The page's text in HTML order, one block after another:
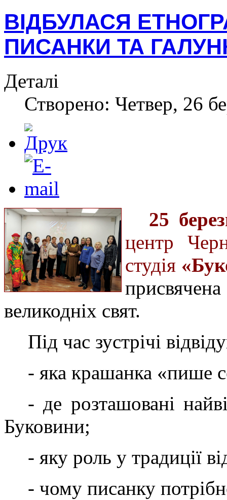
ВІДБУЛАСЯ
ПИСАНКИ ТА
Деталі
Створено: Четвер, 26
25
центр
студія
великодніх свят.
Під час зустрічі
- яка крашанка «пише
- де розташовані
Буковини;
- яку роль у традиції
- чому писанку